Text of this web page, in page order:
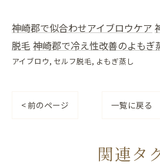
神崎郡で似合わせアイブロウケア
脱毛 神崎郡で冷え性改善のよもぎ
アイブロウ セルフ脱毛 よもぎ蒸し
< 前のページ 一覧に戻る
関連タ